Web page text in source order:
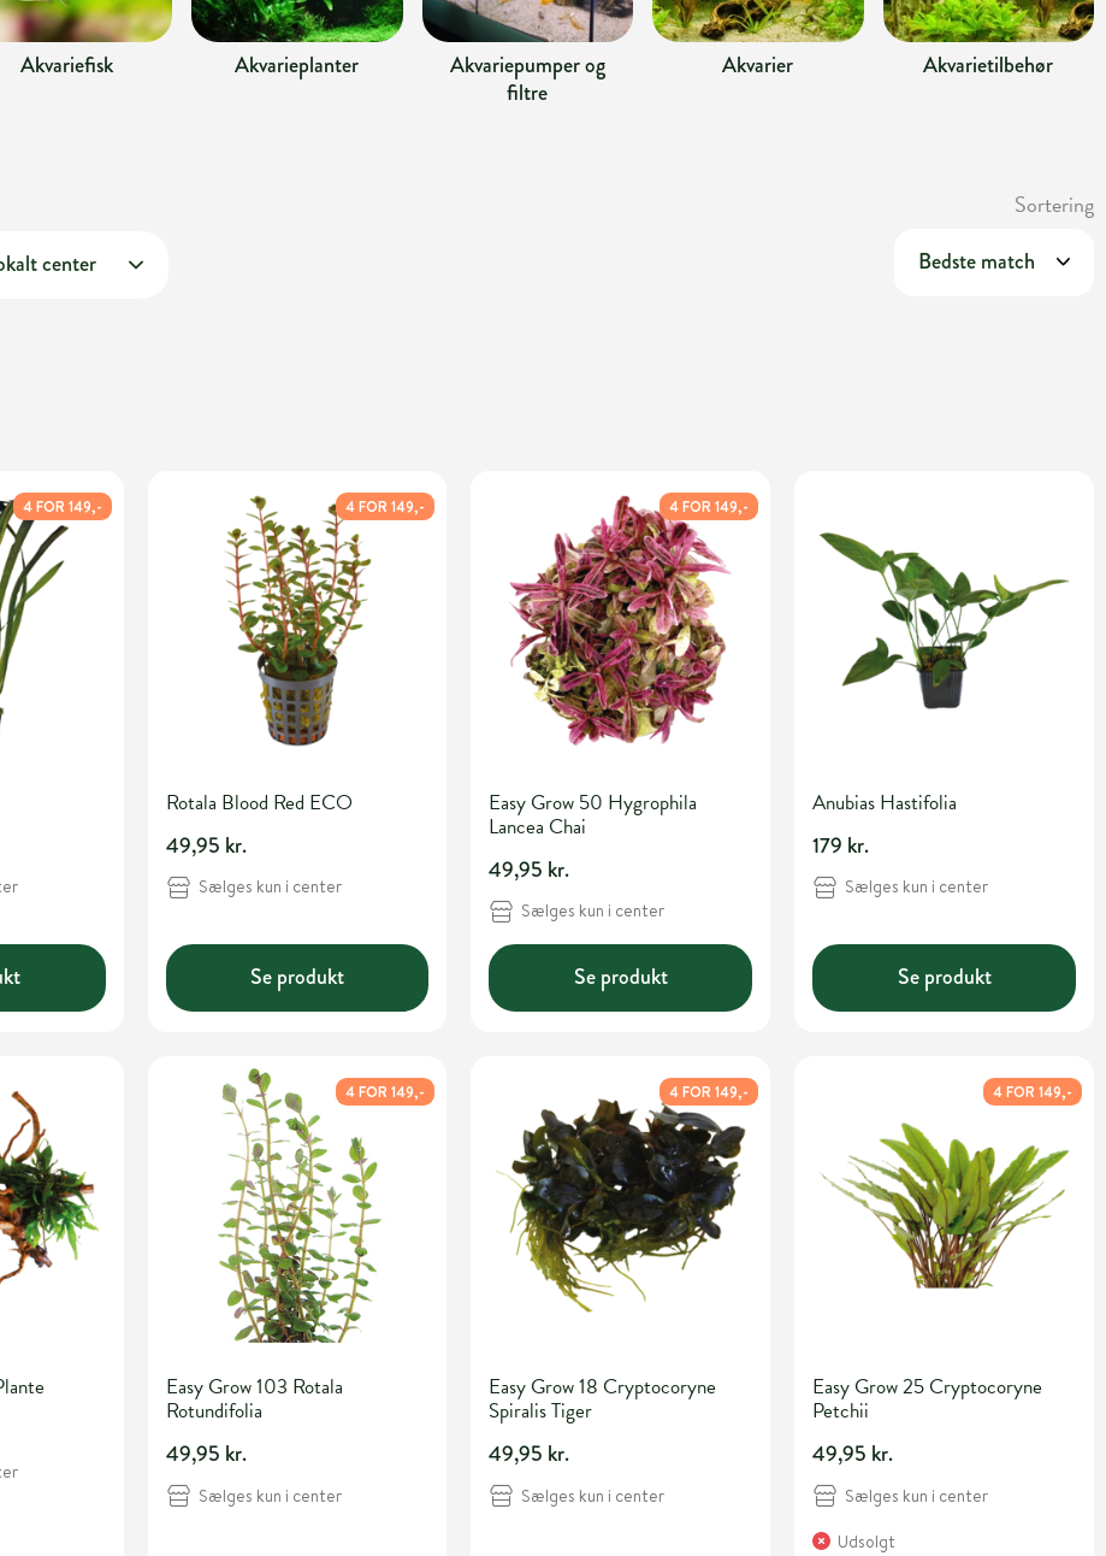
Akvariefisk Akvarieplanter
Akvariepumper og
filtre
Akvarier Akvarietilbehør
Sortering
center
4 FOR 149,- 4 FOR 149,-
Rotala Blood Red ECO
49,95 kr.
Sælges kun i center
Se produkt
4 FOR 149,-
Easy Grow 50 Hygrophila
Lancea Chai
49,95 kr.
Sælges kun i center
Se produkt
Anubias Hastifolia
179 kr.
Sælges kun i center
Se produkt
4 FOR 149,-
Easy Grow 103 Rotala
Rotundifolia
49,95 kr.
Sælges kun i center
4 FOR 149,-
Easy Grow 18 Cryptocoryne
Spiralis Tiger
49,95 kr.
Sælges kun i center
4 FOR 149,-
Easy Grow 25 Cryptocoryne
Petchii
49,95 kr.
Sælges kun i center
Udsolgt